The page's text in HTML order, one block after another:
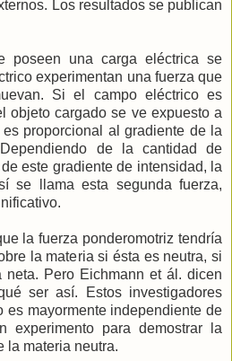
Los resultados se publican
poseen una carga eléctrica se
experimentan una fuerza que
Si el campo eléctrico es
objeto cargado se ve expuesto a
proporcional al gradiente de la
de la cantidad de
este gradiente de intensidad, la
se llama esta segunda fuerza,
la fuerza ponderomotriz tendría
la materia si ésta es neutra, si
neta. Pero Eichmann et ál. dicen
ser así. Estos investigadores
es mayormente independiente de
experimento para demostrar la
la materia neutra.